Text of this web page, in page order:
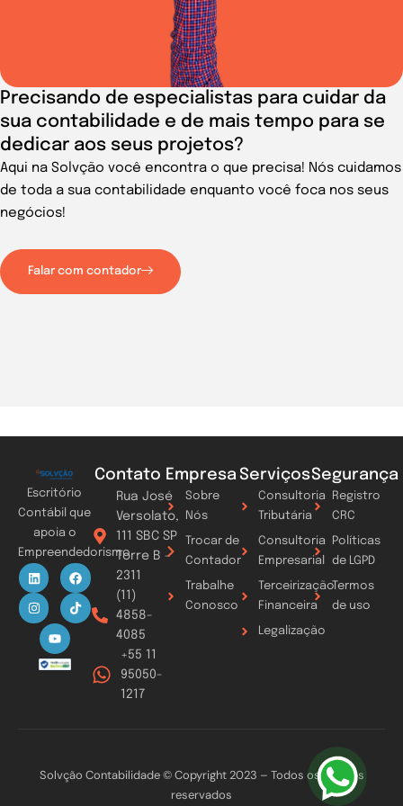
Precisando de especialistas para cuidar da
sua contabilidade e de mais tempo para se
dedicar aos seus projetos?
Aqui na Solvção você encontra o que precisa! Nós cuidamos
de toda a sua contabilidade enquanto você foca nos seus
negócios!
Falar com contador
Escritório
Contábil que
apoia o
Empreendedorismo
L
i
n
k
e
d
n
F
a
c
e
b
I
n
s
t
a
a
m
T
i
k
t
o
o
b
e
Contato
Rua José
Versolato,
111 SBC SP
Torre B -
2311
(11)
4858-
4085
+55 11
95050-
1217
Empresa
Sobre
Nós
Trocar de
Contador
Trabalhe
Conosco
Serviços
Consultoria
Tributária
Consultoria
Empresarial
Terceirização
Financeira
Legalização
Segurança
Registro
CRC
Políticas
de LGPD
Termos
de uso
Solvção Contabilidade © Copyright 2023 – Todos os direitos
reservados